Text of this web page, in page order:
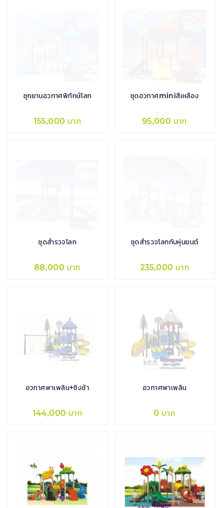
ชุกยานอวกาศพิทักษ์โลก
155,000 บาท
ชุดอวกาศminiสีเหลือง
95,000 บาท
ชุดสำรวจโลก
88,000 บาท
ชุดสำรวจโลกกับหุ่นยนต์
235,000 บาท
อวกาศพาเพลิน+ชิงช้า
144,000 บาท
อวกาศพาเพลิน
0 บาท